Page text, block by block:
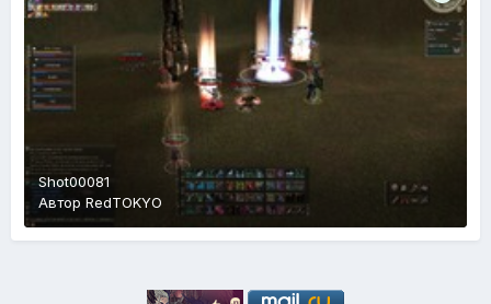
Shot00081
Автор RedTOKYO